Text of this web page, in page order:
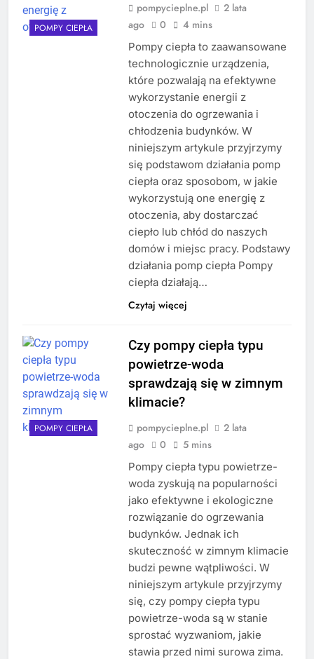
POMPY CIEPŁA
pompycieplne.pl
2 lata
ago
0 4 mins
Pompy ciepła to zaawansowane
technologicznie urządzenia,
które pozwalają na efektywne
wykorzystanie energii z
otoczenia do ogrzewania i
chłodzenia budynków. W
niniejszym artykule przyjrzymy
się podstawom działania pomp
ciepła oraz sposobom, w jakie
wykorzystują one energię z
otoczenia, aby dostarczać
ciepło lub chłód do naszych
domów i miejsc pracy. Podstawy
działania pomp ciepła Pompy
ciepła działają…
Czytaj więcej
POMPY CIEPŁA
Czy pompy ciepła typu
powietrze-woda
sprawdzają się w zimnym
klimacie?
pompycieplne.pl
2 lata
ago
0 5 mins
Pompy ciepła typu powietrze-
woda zyskują na popularności
jako efektywne i ekologiczne
rozwiązanie do ogrzewania
budynków. Jednak ich
skuteczność w zimnym klimacie
budzi pewne wątpliwości. W
niniejszym artykule przyjrzymy
się, czy pompy ciepła typu
powietrze-woda są w stanie
sprostać wyzwaniom, jakie
stawia przed nimi surowa zima.